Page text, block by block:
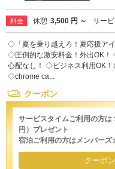
料金 休憩 3,500 円 ～ サー
◇「夏を乗り越えろ！夏応援ア
◇圧倒的な激安料金！外出OK！
心配なし！ ◇ビジネス利用OK！
◇chrome ca...
クーポン
サービスタイムご利用の方は
円）プレゼント
宿泊ご利用の方はメンバー
クーポ